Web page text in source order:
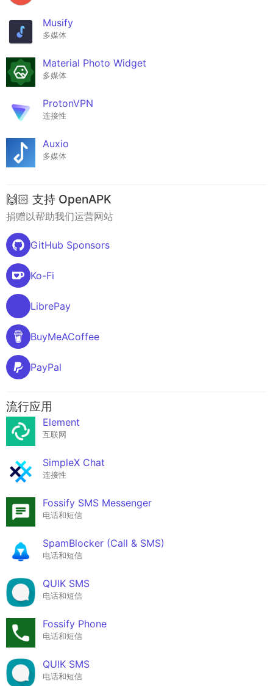
Musify
多媒体
Material Photo Widget
多媒体
ProtonVPN
连接性
Auxio
多媒体
🙌🏻 支持 OpenAPK
捐赠以帮助我们运营网站
GitHub Sponsors
Ko-Fi
LibrePay
BuyMeACoffee
PayPal
流行应用
Element
互联网
SimpleX Chat
连接性
Fossify SMS Messenger
电话和短信
SpamBlocker (Call & SMS)
电话和短信
QUIK SMS
电话和短信
Fossify Phone
电话和短信
QUIK SMS
电话和短信